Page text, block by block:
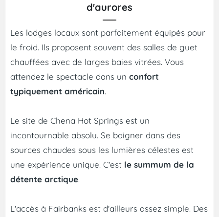
d'aurores
Les lodges locaux sont parfaitement équipés pour
le froid. Ils proposent souvent des salles de guet
chauffées avec de larges baies vitrées. Vous
attendez le spectacle dans un confort
typiquement américain.
Le site de Chena Hot Springs est un
incontournable absolu. Se baigner dans des
sources chaudes sous les lumières célestes est
une expérience unique. C'est le summum de la
détente arctique.
L'accès à Fairbanks est d'ailleurs assez simple. Des